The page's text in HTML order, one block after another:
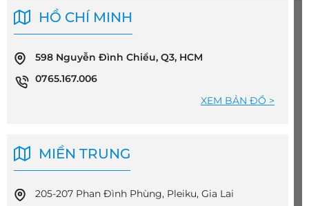
HỒ CHÍ MINH
598 Nguyễn Đình Chiểu, Q3, HCM
0765.167.006
XEM BẢN ĐỒ >
MIỀN TRUNG
205-207 Phan Đình Phùng, Pleiku, Gia Lai